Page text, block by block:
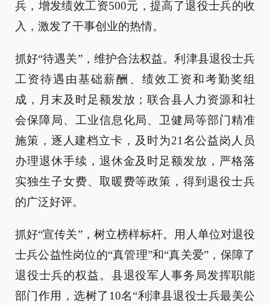
兵，增发绩效工资500元，提高了退役士兵的收
入，激发了干事创业的热情。
抓好“待遇关”，维护合法权益。利津县退役士兵
工资待遇由基础薪酬、绩效工资和考勤奖组
成，月末及时足额发放；联合县人力资源和社
会保障局、工业信息化局、卫健局等部门精准
施策，逐人建档立卡，及时为21名公益岗人员
办理退休手续，退休金及时足额发放，严格落
实独生子女费、取暖费等政策，得到退役士兵
的广泛好评。
抓好“宣传关”，树立榜样标杆。用人单位对退役
士兵公益性岗位的“真管理”和“真关爱”，保障了
退役士兵的权益。县退役军人事务局发挥职能
部门作用，选树了10名“利津县退役士兵最美公